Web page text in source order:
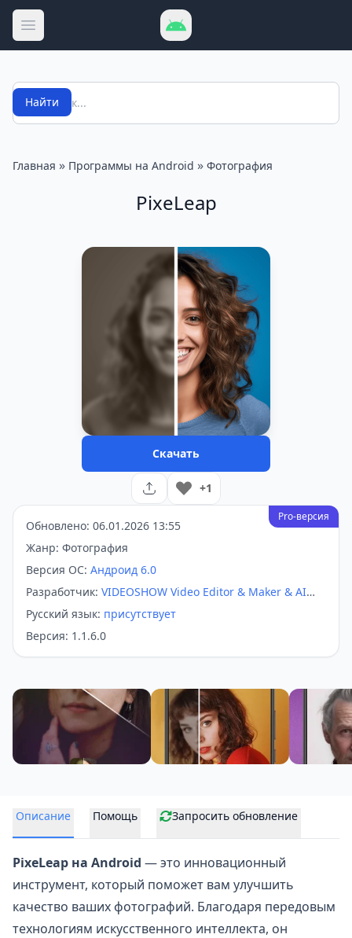
Открыть меню
Поиск
Найти
Главная » Программы на Android » Фотография
PixeLeap
Скачать
+1
Pro-версия
Обновлено: 06.01.2026 13:55
Жанр: Фотография
Версия ОС: Андроид 6.0
Разработчик: VIDEOSHOW Video Editor & Maker & AI
Chat Generator
Русский язык: присутствует
Версия: 1.1.6.0
Описание Помощь Запросить обновление
PixeLeap на Android — это инновационный
инструмент, который поможет вам улучшить
качество ваших фотографий. Благодаря передовым
технологиям искусственного интеллекта, он